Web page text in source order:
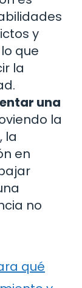
y
que
la
una
la
la
en
no
qué